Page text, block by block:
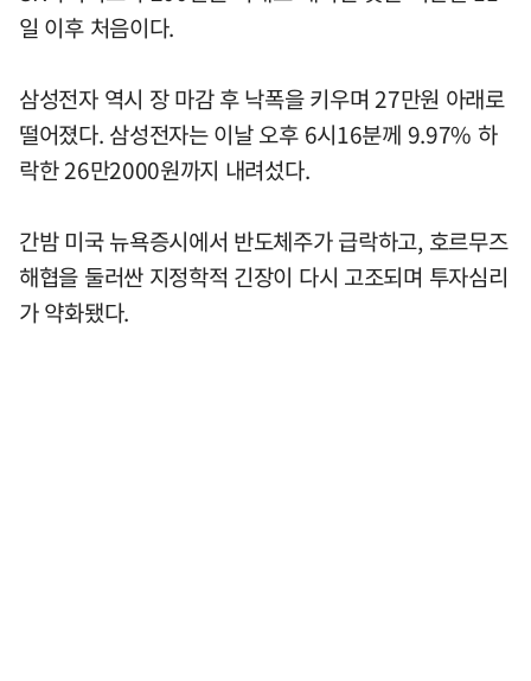
일 이후 처음이다.
삼성전자 역시 장 마감 후 낙폭을 키우며 27만원 아래로
떨어졌다. 삼성전자는 이날 오후 6시16분께 9.97% 하
락한 26만2000원까지 내려섰다.
간밤 미국 뉴욕증시에서 반도체주가 급락하고, 호르무즈
해협을 둘러싼 지정학적 긴장이 다시 고조되며 투자심리
가 약화됐다.